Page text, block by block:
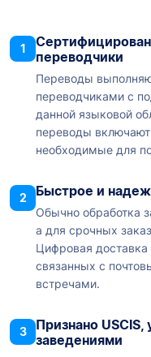
1
переводчики
Переводы
переводчиками с
данной языковой
переводы
необходимые для
2 Быстрое и
Обычно обработка
а для срочных
Цифровая доставка
связанных с
встречами.
3
Признано
заведениями